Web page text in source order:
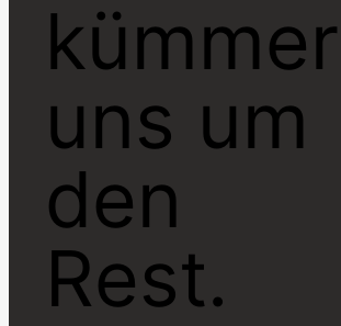
uns um
den
Rest.